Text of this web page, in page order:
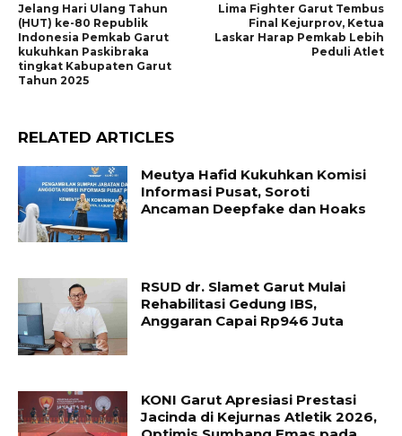
Jelang Hari Ulang Tahun
(HUT) ke-80 Republik
Indonesia Pemkab Garut
kukuhkan Paskibraka
tingkat Kabupaten Garut
Tahun 2025
Lima Fighter Garut Tembus
Final Kejurprov, Ketua
Laskar Harap Pemkab Lebih
Peduli Atlet
RELATED ARTICLES
Meutya Hafid Kukuhkan Komisi
Informasi Pusat, Soroti
Ancaman Deepfake dan Hoaks
RSUD dr. Slamet Garut Mulai
Rehabilitasi Gedung IBS,
Anggaran Capai Rp946 Juta
KONI Garut Apresiasi Prestasi
Jacinda di Kejurnas Atletik 2026,